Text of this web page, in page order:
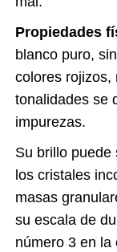
Propiedades
blanco puro,
colores rojizos,
tonalidades se
impurezas.
Su brillo
los cristales
masas
su escala de
número 3 en la